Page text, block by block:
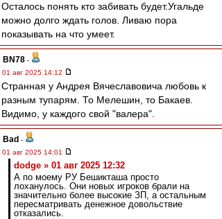
Осталось понять кто забивать будет.Угальде
можно долго ждать голов. Ливаю пора
показывать на что умеет.
BN78 -
01 авг 2025 14:12
Странная у Андрея Вячеславовича любовь к
разным тупарям. То Мелешин, то Бакаев.
Видимо, у каждого свой "валера".
Bad -
01 авг 2025 14:01
dodge » 01 авг 2025 12:32
А по моему РУ Бешикташа просто
лоханулось. Они новых игроков брали на
значительно более высокие ЗП, а остальным
пересматривать денежное довольствие
отказались.